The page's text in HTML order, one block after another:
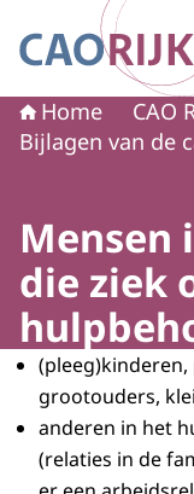
Naar de
Home CAO
Bijlagen van de
Mensen
die ziek
grootouders,
anderen in het
(relaties in de